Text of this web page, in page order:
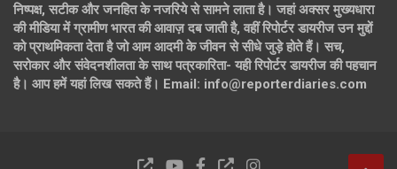
निष्पक्ष, सटीक और जनहित के नजरिये से सामने लाता है। जहां अक्सर मुख्यधारा
की मीडिया में ग्रामीण भारत की आवाज़ दब जाती है, वहीं रिपोर्टर डायरीज उन मुद्दों
को प्राथमिकता देता है जो आम आदमी के जीवन से सीधे जुड़े होते हैं। सच,
सरोकार और संवेदनशीलता के साथ पत्रकारिता- यही रिपोर्टर डायरीज की पहचान
है। आप हमें यहां लिख सकते हैं। Email: info@reporterdiaries.com